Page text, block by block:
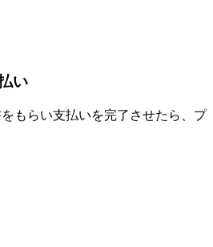
い
もらい支払いを完了させたら、プ